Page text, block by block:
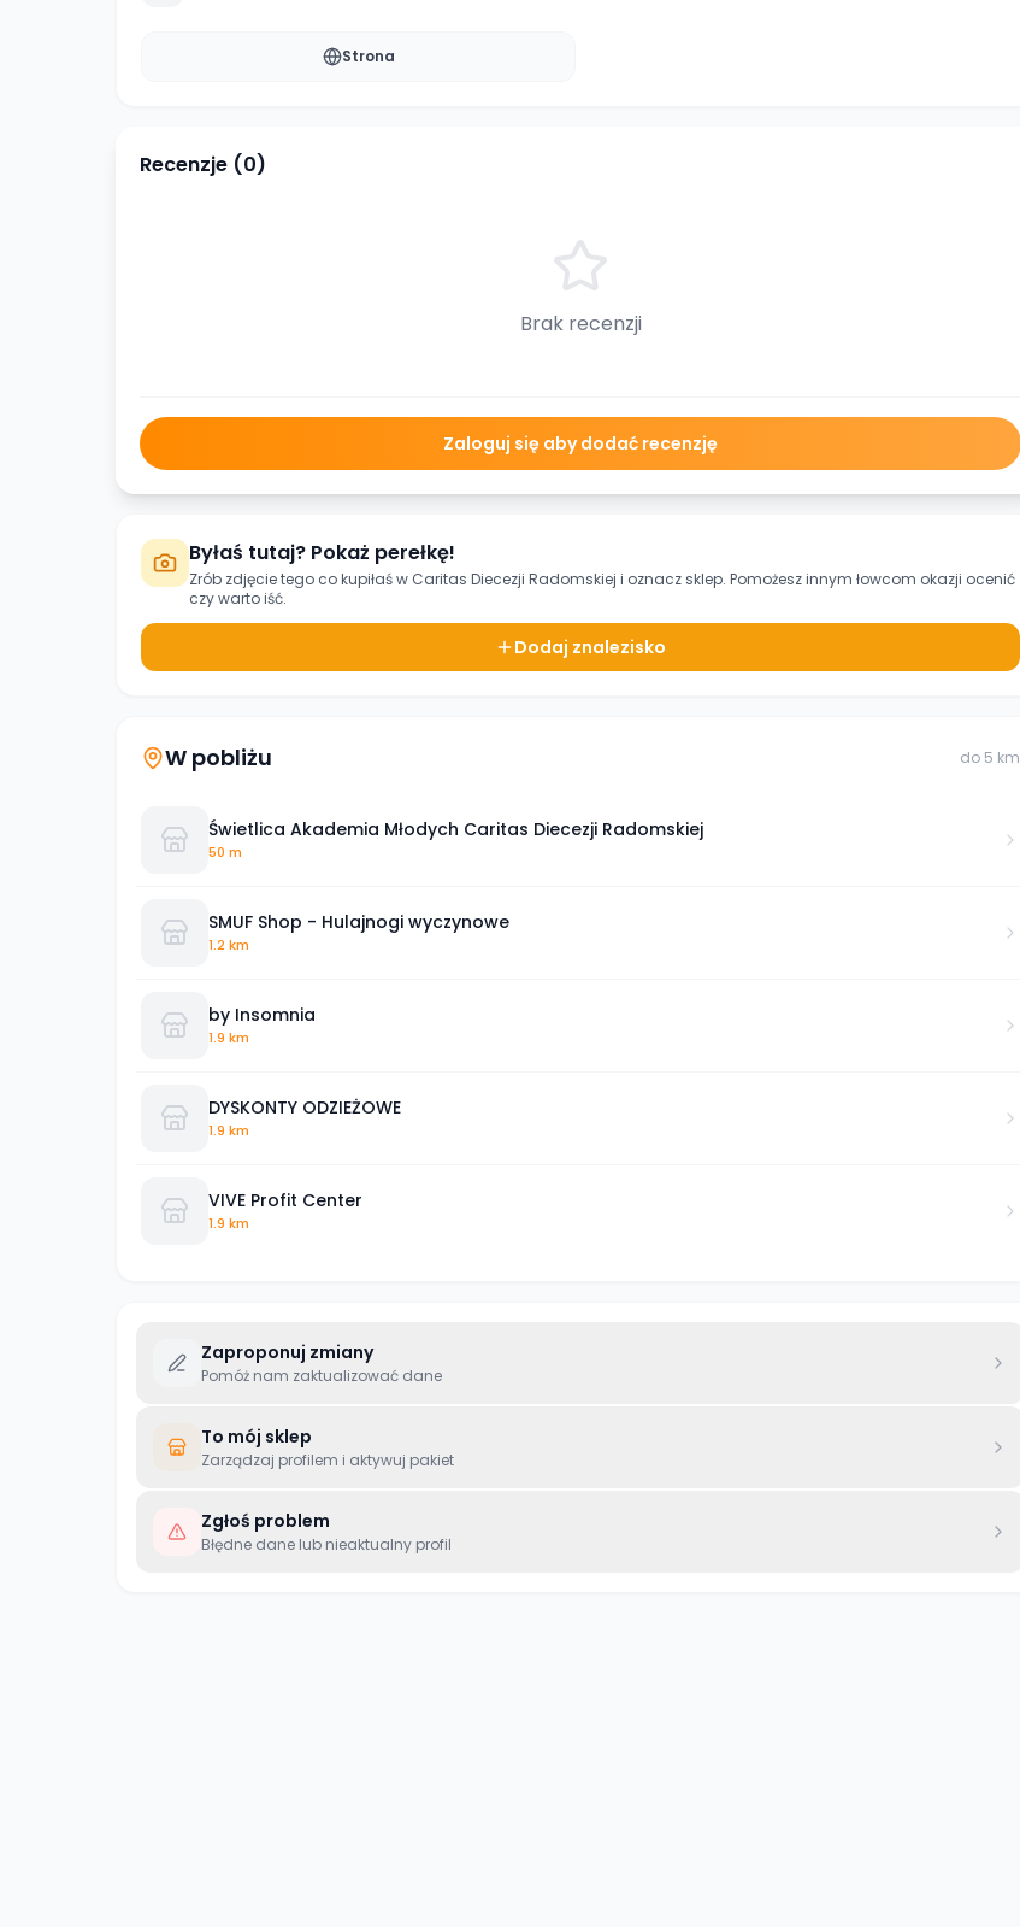
Strona
Recenzje (0)
Brak recenzji
Zaloguj się aby dodać recenzję
Byłaś tutaj? Pokaż perełkę!
Zrób zdjęcie tego co kupiłaś w Caritas Diecezji Radomskiej i oznacz sklep. Pomożesz innym łowcom okazji ocenić
czy warto iść.
Dodaj znalezisko
W pobliżu do 5 km
Świetlica Akademia Młodych Caritas Diecezji Radomskiej
50 m
SMUF Shop - Hulajnogi wyczynowe
1.2 km
by Insomnia
1.9 km
DYSKONTY ODZIEŻOWE
1.9 km
VIVE Profit Center
1.9 km
Zaproponuj zmiany
Pomóż nam zaktualizować dane
To mój sklep
Zarządzaj profilem i aktywuj pakiet
Zgłoś problem
Błędne dane lub nieaktualny profil